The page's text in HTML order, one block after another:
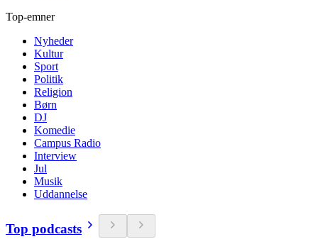
Top-emner
Nyheder
Kultur
Sport
Politik
Religion
Børn
DJ
Komedie
Campus Radio
Interview
Jul
Musik
Uddannelse
Top podcasts